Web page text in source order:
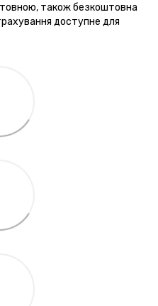
також безкоштовна
доступне для